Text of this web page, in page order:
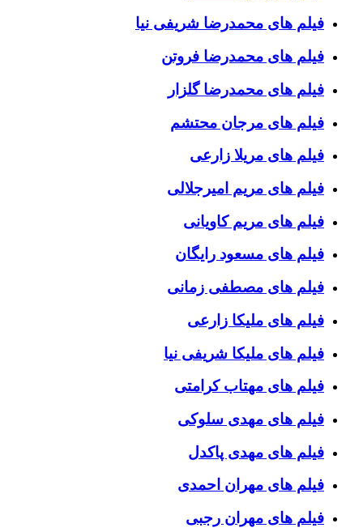
فیلم های محمدرضا شریفی نیا
فیلم های محمدرضا فروتن
فیلم های محمدرضا گلزار
فیلم های مرجان محتشم
فیلم های مریلا زارعی
فیلم های مریم امیرجلالی
فیلم های مریم کاویانی
فیلم های مسعود رایگان
فیلم های مصطفی زمانی
فیلم های ملیکا زارعی
فیلم های ملیکا شریفی نیا
فیلم های مهتاب کرامتی
فیلم های مهدی سلوکی
فیلم های مهدی پاکدل
فیلم های مهران احمدی
فیلم های مهران رجبی